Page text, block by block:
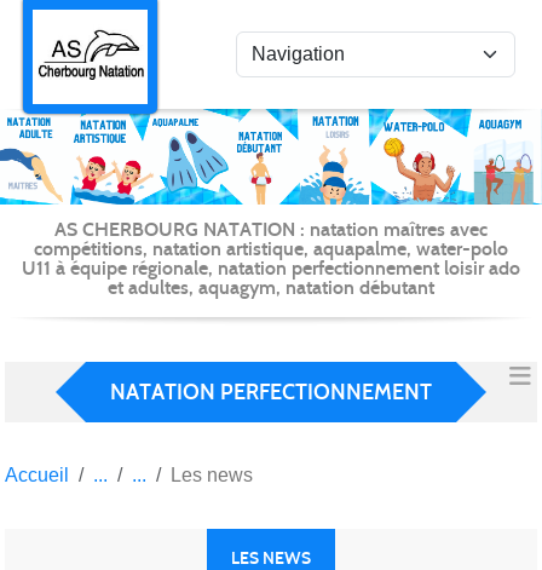
AS CHERBOURG NATATION : natation maîtres avec
compétitions, natation artistique, aquapalme, water-polo
U11 à équipe régionale, natation perfectionnement loisir ado
et adultes, aquagym, natation débutant
NATATION PERFECTIONNEMENT
Accueil Les news
LES NEWS
Panneau de gestion des cookies